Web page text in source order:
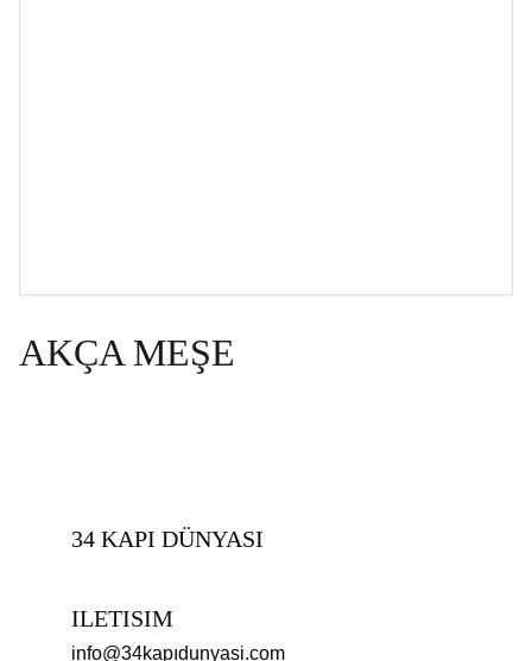
AKÇA MEŞE
ILETISIM
info@34kapıdunyasi.com
34 KAPI DÜNYASI